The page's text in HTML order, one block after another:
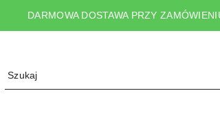
DARMOWA DOSTAWA PRZY